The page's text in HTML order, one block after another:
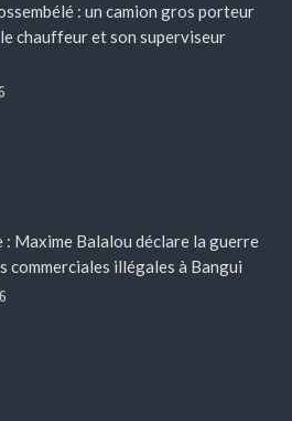
: un camion gros porteur
chauffeur et son superviseur
Maxime Balalou déclare la guerre
commerciales illégales à Bangui